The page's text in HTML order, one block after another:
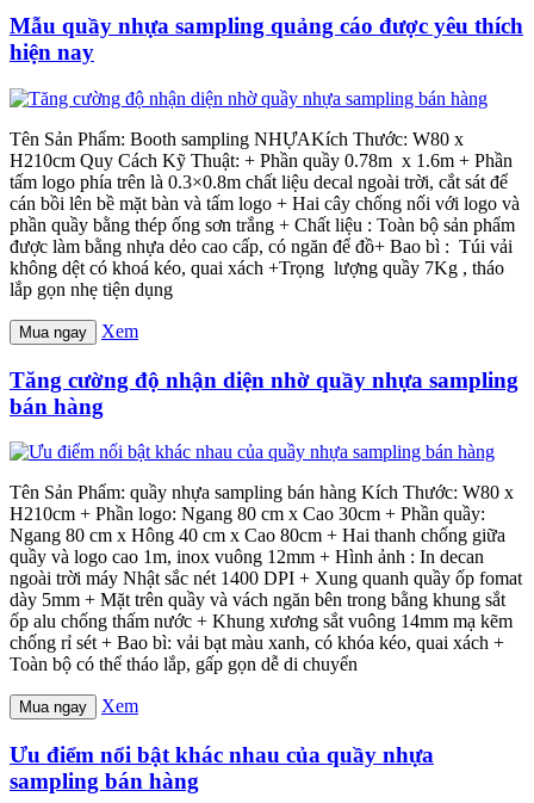
Mẫu quầy nhựa sampling quảng cáo được yêu thích
hiện nay
Tên Sản Phẩm: Booth sampling NHỰAKích Thước: W80 x
H210cm Quy Cách Kỹ Thuật: + Phần quầy 0.78m x 1.6m + Phần
tấm logo phía trên là 0.3×0.8m chất liệu decal ngoài trời, cắt sát để
cán bồi lên bề mặt bàn và tấm logo + Hai cây chống nối với logo và
phần quầy bằng thép ống sơn trắng + Chất liệu : Toàn bộ sản phẩm
được làm bằng nhựa dẻo cao cấp, có ngăn để đồ+ Bao bì : Túi vải
không dệt có khoá kéo, quai xách +Trọng lượng quầy 7Kg , tháo
lắp gọn nhẹ tiện dụng
Mua ngay Xem
Tăng cường độ nhận diện nhờ quầy nhựa sampling
bán hàng
Tên Sản Phẩm: quầy nhựa sampling bán hàng Kích Thước: W80 x
H210cm + Phần logo: Ngang 80 cm x Cao 30cm + Phần quầy:
Ngang 80 cm x Hông 40 cm x Cao 80cm + Hai thanh chống giữa
quầy và logo cao 1m, inox vuông 12mm + Hình ảnh : In decan
ngoài trời máy Nhật sắc nét 1400 DPI + Xung quanh quầy ốp fomat
dày 5mm + Mặt trên quầy và vách ngăn bên trong bằng khung sắt
ốp alu chống thấm nước + Khung xương sắt vuông 14mm mạ kẽm
chống rỉ sét + Bao bì: vải bạt màu xanh, có khóa kéo, quai xách +
Toàn bộ có thể tháo lắp, gấp gọn dễ di chuyển
Mua ngay Xem
Ưu điểm nổi bật khác nhau của quầy nhựa
sampling bán hàng